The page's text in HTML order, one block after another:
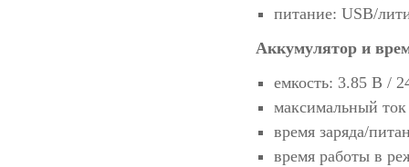
питание: USB/
Аккумулятор и
емкость: 3.85 В /
максимальный
время заряда/
время работы в